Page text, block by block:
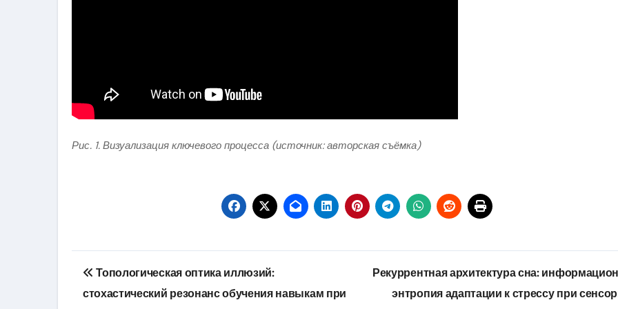
Рис. 1. Визуализация ключевого процесса (источник: авторская съёмка)
Навигация
по
Топологическая оптика иллюзий:
стохастический резонанс обучения навыкам при
Рекуррентная архитектура сна:
энтропия адаптации к стрессу при